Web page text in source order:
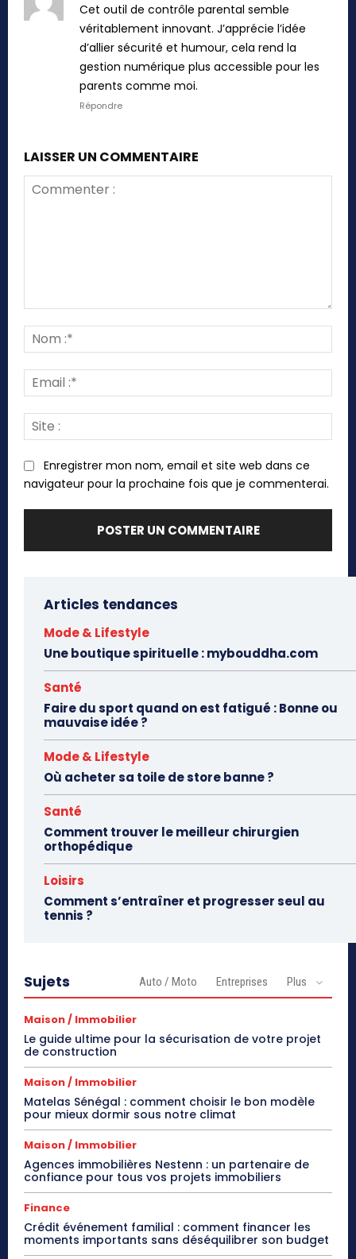
Cet outil de contrôle parental semble
véritablement innovant. J’apprécie l’idée
d’allier sécurité et humour, cela rend la
gestion numérique plus accessible pour les
parents comme moi.
Répondre
LAISSER UN COMMENTAIRE
:*
:*
:
Enregistrer mon nom, email et site web dans ce
navigateur pour la prochaine fois que je commenterai.
Articles tendances
Mode & Lifestyle
Une boutique spirituelle : mybouddha.com
Santé
Faire du sport quand on est fatigué : Bonne ou
mauvaise idée ?
Mode & Lifestyle
Où acheter sa toile de store banne ?
Santé
Comment trouver le meilleur chirurgien
orthopédique
Loisirs
Comment s’entraîner et progresser seul au
tennis ?
Sujets Auto / Moto Entreprises Plus
Maison / Immobilier
Le guide ultime pour la sécurisation de votre projet
de construction
Maison / Immobilier
Matelas Sénégal : comment choisir le bon modèle
pour mieux dormir sous notre climat
Maison / Immobilier
Agences immobilières Nestenn : un partenaire de
confiance pour tous vos projets immobiliers
Finance
Crédit événement familial : comment financer les
moments importants sans déséquilibrer son budget